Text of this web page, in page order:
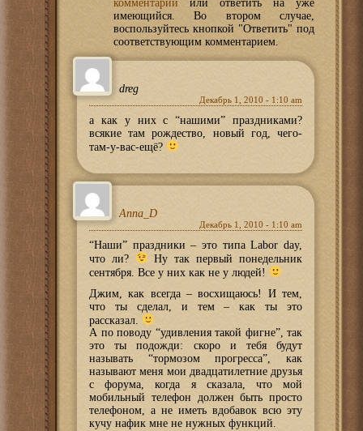
комментарий или ответить на уже
имеющийся. Во втором случае,
воспользуйтесь кнопкой "Ответить" под
соответствующим комментарием.
dreg
Декабрь 1, 2010 - 1:10 am
а как у них с “нашими” праздниками?
всякие там рождество, новый год, чего-
там-у-вас-ещё?
Anna_D
Декабрь 1, 2010 - 1:10 am
“Наши” праздники – это типа Labor day,
что ли?
Ну так первый понедельник
сентября. Все у них как не у людей!
Джим, как всегда – восхищаюсь! И тем,
что ты сделал, и тем – как ты это
рассказал.
А по поводу “удивления такой фигне”, так
это ты подожди: скоро и тебя будут
называть “тормозом прогресса”, как
называют меня мои двадцатилетние друзья
с форума, когда я сказала, что мой
мобильный телефон должен быть просто
телефоном, а не иметь вдобавок всю эту
кучу нафик мне не нужных функций.